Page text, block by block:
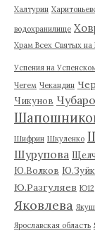
Халтурин
водохранилище
Храм Всех Святых на
Успения на
Чегем Чекандин
Чикунов
Шифрин Шкуленко
Шурупова
Ю.Волков
Ю.Разгуляев Ю12
Яковлева
Ярославская область